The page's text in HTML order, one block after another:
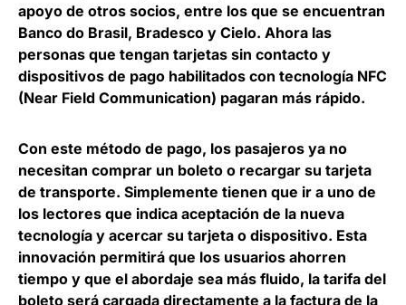
apoyo de otros socios, entre los que se encuentran
Banco do Brasil, Bradesco y Cielo. Ahora las
personas que tengan tarjetas sin contacto y
dispositivos de pago habilitados con tecnología NFC
(Near Field Communication) pagaran más rápido.
Con este método de pago, los pasajeros ya no
necesitan comprar un boleto o recargar su tarjeta
de transporte. Simplemente tienen que ir a uno de
los lectores que indica aceptación de la nueva
tecnología y acercar su tarjeta o dispositivo. Esta
innovación permitirá que los usuarios ahorren
tiempo y que el abordaje sea más fluido, la tarifa del
boleto será cargada directamente a la factura de la